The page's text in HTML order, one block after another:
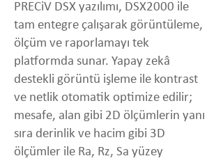
PRECiV DSX yazılımı, DSX2000 ile
tam entegre çalışarak görüntüleme,
ölçüm ve raporlamayı tek
platformda sunar. Yapay zekâ
destekli görüntü işleme ile kontrast
ve netlik otomatik optimize edilir;
mesafe, alan gibi 2D ölçümlerin yanı
sıra derinlik ve hacim gibi 3D
ölçümler ile Ra, Rz, Sa yüzey